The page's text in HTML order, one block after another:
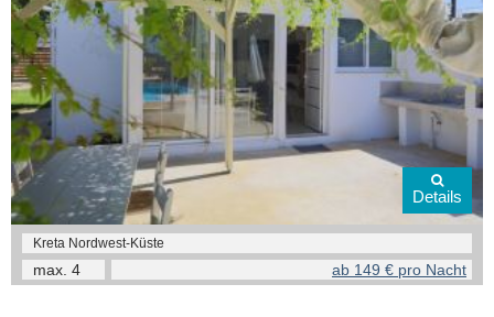
Kreta Nordwest-Küste
max. 4 ab 149 € pro Nacht
Details